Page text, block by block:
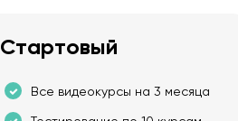
Стартовый
Все видеокурсы на 3 месяца